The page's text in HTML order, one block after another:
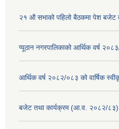
२१ औ सभाको पहिलो बैठकमा पेश बजेट
प्यूठान नगरपालिकाको आर्थिक वर्ष
आर्थिक वर्ष २०८२/०८३ को वार्षिक
बजेट तथा कार्यक्रम (आ.व. २०८२/८३)